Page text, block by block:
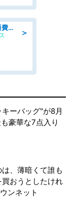
＞
食品工場での出荷事務/土日祝休/交通費支給
ーバッグ"が8月
豪華な7点入り
、薄暗くて誰も
おうとしたけれ
ンネット